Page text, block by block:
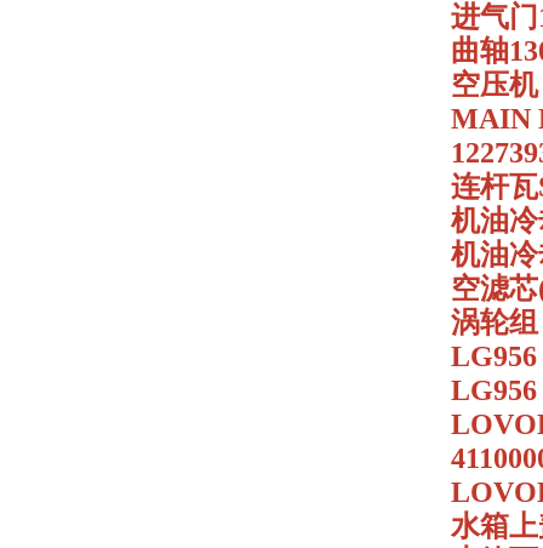
进气门
曲轴
空压机
MAIN
连杆瓦
机油冷
机油冷
空滤芯
涡轮组
LG956
LG956
水箱